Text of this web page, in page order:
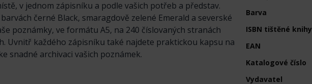
v jednom zápisníku a podle vašich potřeb a představ.
černé Black, smaragdově zelené Emerald a severské
poznámky, ve formátu A5, na 240 číslovaných stranách
Uvnitř každého zápisníku také najdete praktickou kapsu na
snadné archivaci vašich poznámek.
Barva
ISBN tištěné knihy
EAN
Katalogové číslo
Vydavatel